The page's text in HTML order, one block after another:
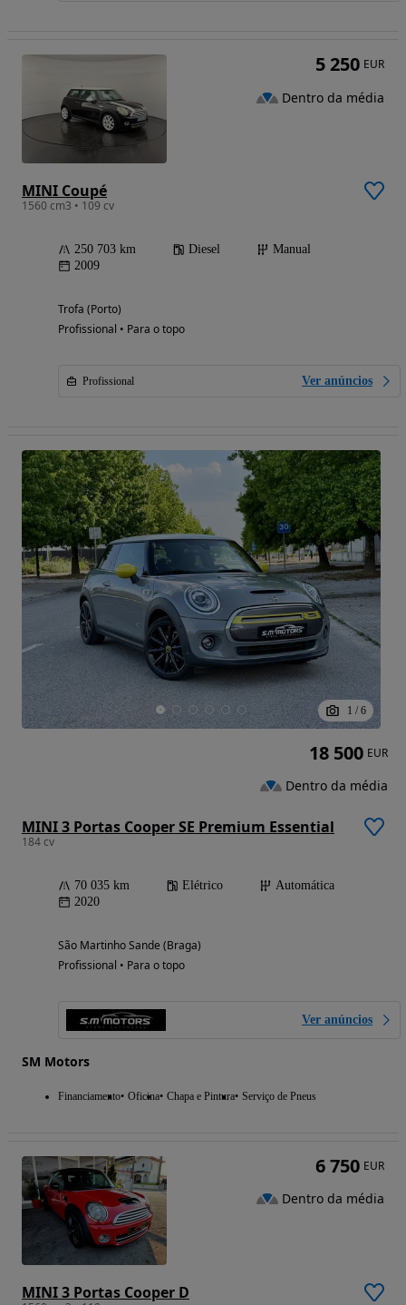
MINI Coupé
1560 cm3 • 109 cv
250 703 km Diesel
Manual
2009
Trofa (Porto)
Profissional • Para o topo
Profissional Ver anúncios
5 250 EUR
Dentro da média
1 / 6
MINI 3 Portas Cooper SE Premium Essential
184 cv
70 035 km Elétrico
Automática
2020
São Martinho Sande (Braga)
Profissional • Para o topo
Ver anúncios
SM Motors
Financiamento Oficina Chapa e Pintura Serviço de Pneus
18 500 EUR
Dentro da média
MINI 3 Portas Cooper D
6 750 EUR
Dentro da média